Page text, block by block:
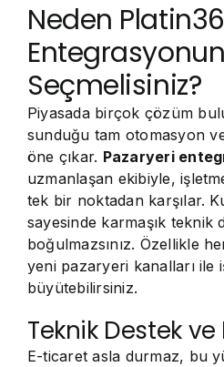
Neden
Seçmelisiniz?
Piyasada birçok çözüm
sunduğu tam otomasyon
öne çıkar. Pazaryeri
uzmanlaşan ekibiyle,
tek bir noktadan karşılar.
sayesinde karmaşık teknik
boğulmazsınız. Özellikle
yeni pazaryeri kanalları ile
büyütebilirsiniz.
Teknik Destek
E-ticaret asla durmaz, bu